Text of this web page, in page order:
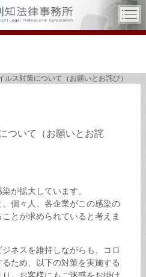
ルス対策について（お願いとお詫び）
ついて（お願いとお詫
が拡大しています。
個々人、各企業がこの感染の
とが求められていると考えま
ネスを維持しながらも、コロ
ため、以下の対策を実施する